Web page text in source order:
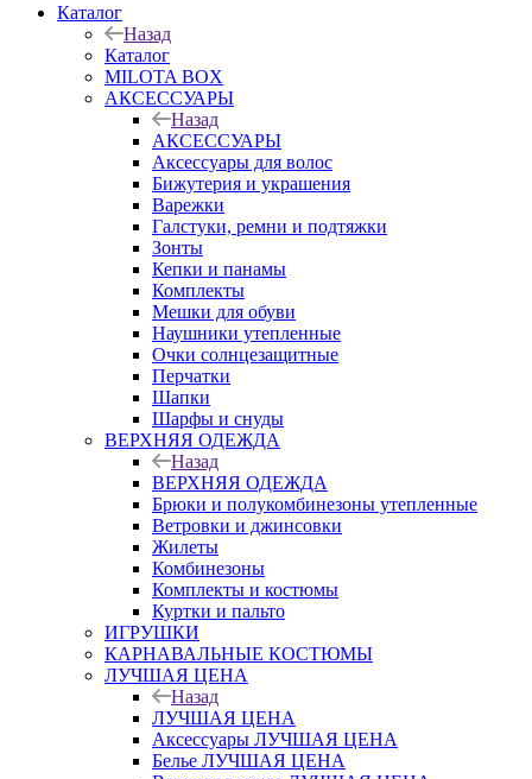
Каталог
Назад
Каталог
MILOTA BOX
АКСЕССУАРЫ
Назад
АКСЕССУАРЫ
Аксессуары для волос
Бижутерия и украшения
Варежки
Галстуки, ремни и подтяжки
Зонты
Кепки и панамы
Комплекты
Мешки для обуви
Наушники утепленные
Очки солнцезащитные
Перчатки
Шапки
Шарфы и снуды
ВЕРХНЯЯ ОДЕЖДА
Назад
ВЕРХНЯЯ ОДЕЖДА
Брюки и полукомбинезоны утепленные
Ветровки и джинсовки
Жилеты
Комбинезоны
Комплекты и костюмы
Куртки и пальто
ИГРУШКИ
КАРНАВАЛЬНЫЕ КОСТЮМЫ
ЛУЧШАЯ ЦЕНА
Назад
ЛУЧШАЯ ЦЕНА
Аксессуары ЛУЧШАЯ ЦЕНА
Белье ЛУЧШАЯ ЦЕНА